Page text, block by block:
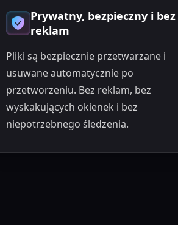
Prywatny, bezpieczny i bez
reklam
Pliki są bezpiecznie przetwarzane i
usuwane automatycznie po
przetworzeniu. Bez reklam, bez
wyskakujących okienek i bez
niepotrzebnego śledzenia.